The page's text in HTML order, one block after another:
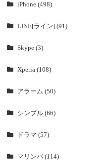
iPhone (498)
LINE[ライン] (91)
Skype (3)
Xperia (108)
アラーム (50)
シンプル (66)
ドラマ (57)
マリンバ (114)